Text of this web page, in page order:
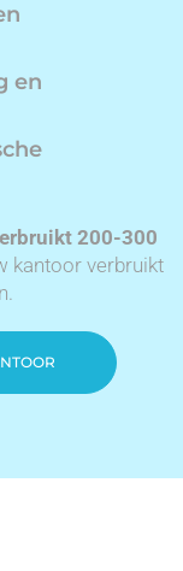
en
200-300
kantoor verbruikt